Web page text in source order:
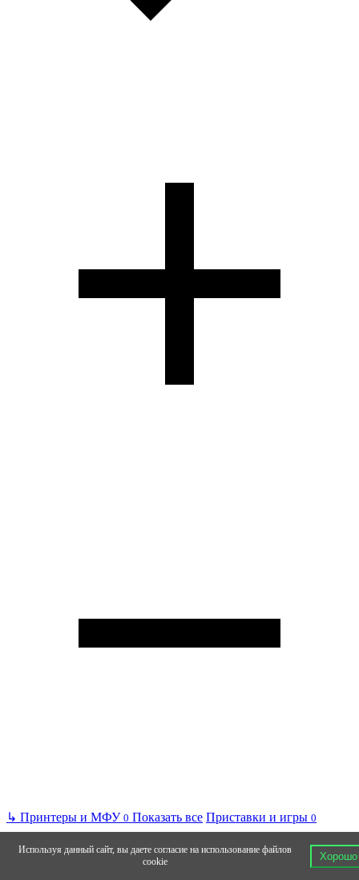
↳ Принтеры и МФУ 0 Показать все Приставки и игры 0
Используя данный сайт, вы даете согласие на использование файлов
cookie
Хорошо